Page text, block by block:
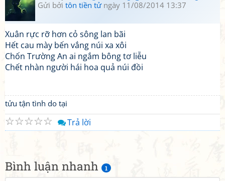
Bình luận nhanh 1
Gửi bởi tôn tiền tửngày 11/08/2014 13:37
Xuân rực rỡ hơn cỏ sông lan bãi
Hết cau mày bến vắng núi xa xôi
Chốn Trường An ai ngắm bông tơ liễu
Chết nhàn người hái hoa quả núi đồi
tửu tận tình do tại
☆
☆
☆
☆
☆ Trả lời